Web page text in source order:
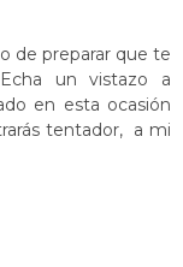
de preparar que te
un vistazo a
en esta ocasión
tentador, a mi